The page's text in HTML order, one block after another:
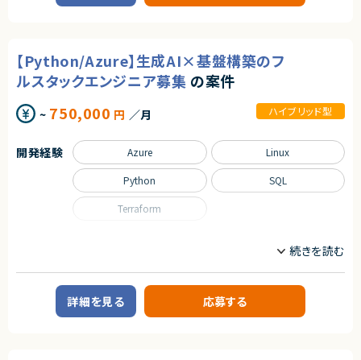
契約形態
契約元
株式会社LASSIC
エージェントから
◎大手領域のCRM運用支援に携わることができ、安定した長期案件です！
◎運用改善や業務設計に関わるため、上流工程のスキルが身につきます！
◎ドキュメント作成や社内調整など、ビジネススキルも伸ばせる環境です！
■業務内容
・詳細設計書作成（GCP/OS/ミドルウェア設定）
・論理構成図の作成
・アプリ開発チームとの調整
・課題管理表の更新
・セキュリティガイドライン準拠の要件整理および実現方法の検討
・新環境の構築およびテスト
基本設計、詳細設計、構築、テスト
求めるスキル
■尚可スキル
・GCP環境での設計/構築経験（特に組織ポリシー、VPCSCに関する経験）
・AWS、GCP等クラウド基盤の運用設計経験
・MW（IIS、SQL Server、Apache、Tomcat等）の設定、導入経験
【Python/Azure】生成AI×基盤構築のフ
ルスタックエンジニア募集 の案件
~ 750,000 円 ／月 ハイブリッド型
サーバーサイドエンジニア
■企業概要
開発経験 Azure Linux
Python SQL
Terraform
詳細を見る 応募する